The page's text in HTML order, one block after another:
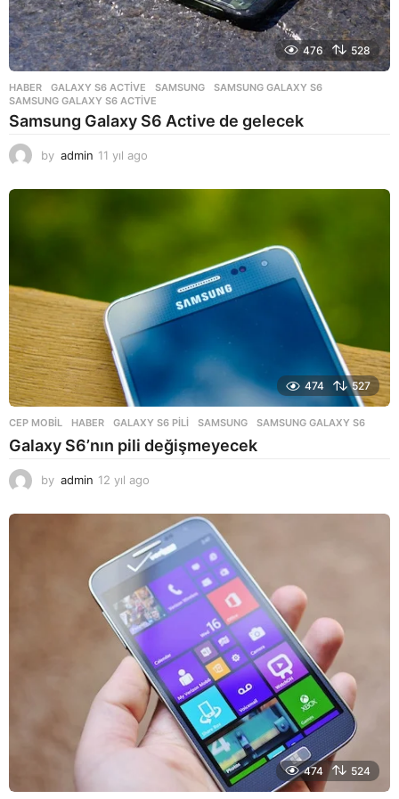
476 528
HABER GALAXY S6 ACTIVE ,SAMSUNG ,SAMSUNG GALAXY S6
SAMSUNG GALAXY S6 ACTIVE
Samsung Galaxy S6 Active de gelecek
by admin 11 yıl ago
y
474 527
CEP MOBIL ,HABER GALAXY S6 PILI ,SAMSUNG ,SAMSUNG GALAXY S6
Galaxy S6’nın pili değişmeyecek
by admin 12 yıl ago
y
l
a
g
o
474 524